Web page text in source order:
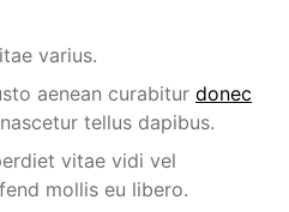
varius.
aenean curabitur donec
tellus dapibus.
vitae vidi vel
mollis eu libero.